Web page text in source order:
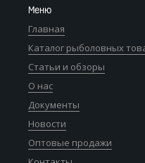
Меню
Главная
Каталог рыболовных
Статьи и обзоры
О нас
Документы
Новости
Оптовые продажи